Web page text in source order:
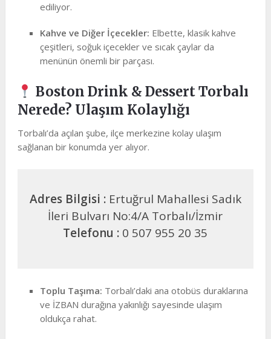
ediliyor.
Kahve ve Diğer İçecekler: Elbette, klasik kahve
çeşitleri, soğuk içecekler ve sıcak çaylar da
menünün önemli bir parçası.
Boston Drink & Dessert Torbalı
Nerede? Ulaşım Kolaylığı
Torbalı’da açılan şube, ilçe merkezine kolay ulaşım
sağlanan bir konumda yer alıyor.
Adres Bilgisi :Ertuğrul Mahallesi Sadık
İleri Bulvarı No:4/A Torbalı/İzmir
Telefonu : 0 507 955 20 35
Toplu Taşıma: Torbalı’daki ana otobüs duraklarına
ve İZBAN durağına yakınlığı sayesinde ulaşım
oldukça rahat.